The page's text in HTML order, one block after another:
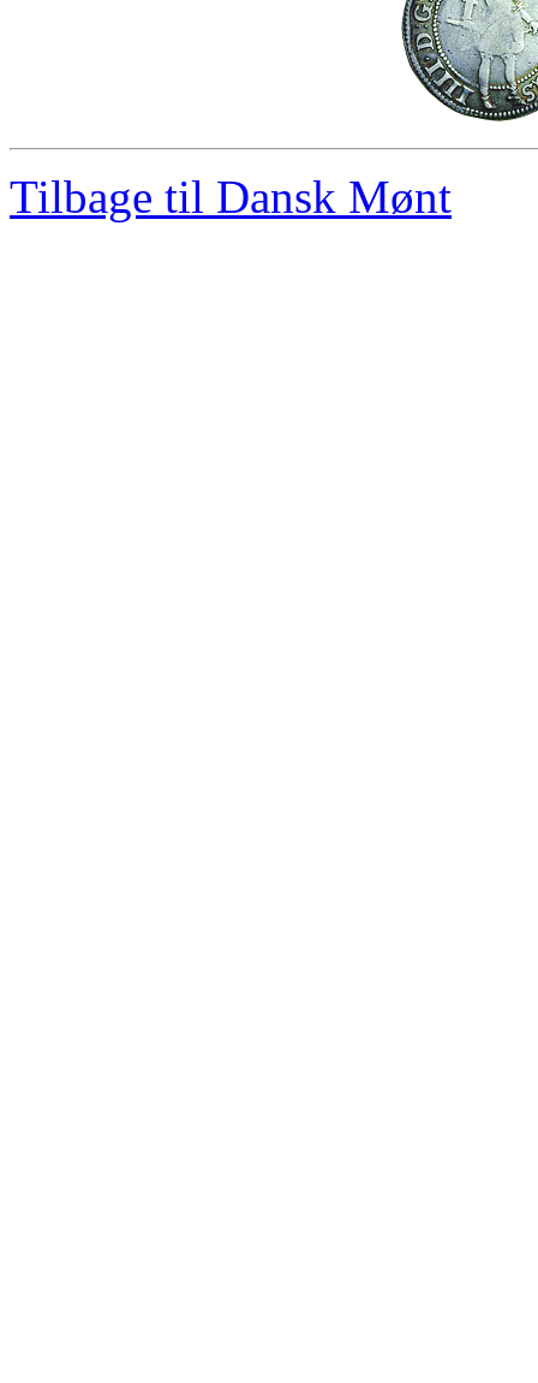
Tilbage til Dansk Mønt